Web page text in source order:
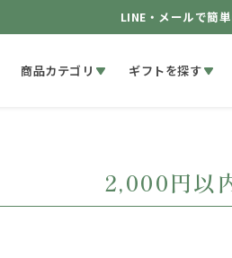
LINE・メールで簡
商品カテゴリ ギフトを探す
2,000円以